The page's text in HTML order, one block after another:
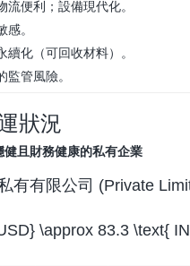
便利；設備現代化。
。
續化（可回收材料）。
管風險。
狀況
且財務健康的私有企業
有有限公司 (Private
\approx 83.3 \text{